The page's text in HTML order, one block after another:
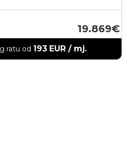
19.869
ratu od 193 EUR / mj.